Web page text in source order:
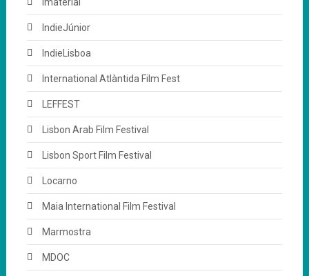
IndieJúnior
IndieLisboa
International Atlàntida Film Fest
LEFFEST
Lisbon Arab Film Festival
Lisbon Sport Film Festival
Locarno
Maia International Film Festival
Marmostra
MDOC